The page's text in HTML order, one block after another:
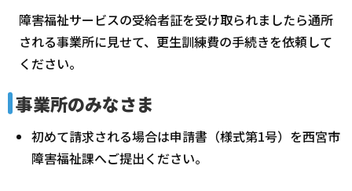
障害福祉サービスの受給者証を受け取られましたら通所
される事業所に見せて、更生訓練費の手続きを依頼して
ください。
事業所のみなさま
初めて請求される場合は申請書（様式第1号）を西宮市
障害福祉課へご提出ください。